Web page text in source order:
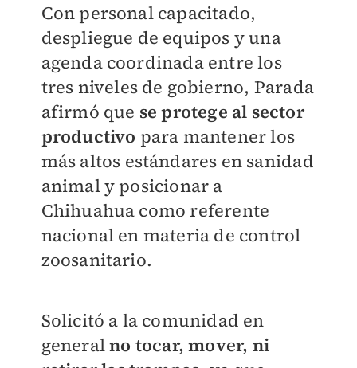
Con personal capacitado,
despliegue de equipos y una
agenda coordinada entre los
tres niveles de gobierno, Parada
afirmó que se protege al sector
productivo para mantener los
más altos estándares en sanidad
animal y posicionar a
Chihuahua como referente
nacional en materia de control
zoosanitario.
Solicitó a la comunidad en
generalno tocar, mover, ni